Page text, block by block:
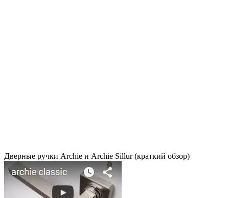
Дверные ручки Archie и Archie Sillur (краткий обзор)